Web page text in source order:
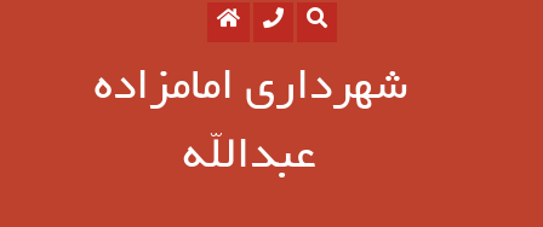
شهرداری امامزاده
عبدالله